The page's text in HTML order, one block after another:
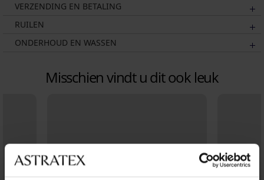
VERZENDING EN BETALING
RUILEN
ONDERHOUD EN WASSEN
Misschien vindt u dit ook leuk